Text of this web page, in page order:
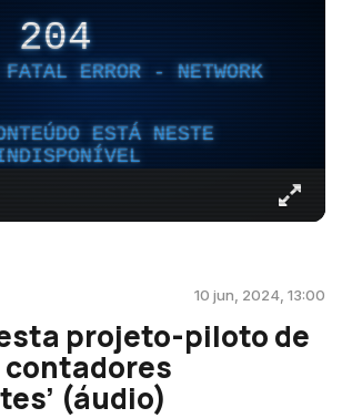
204
ERROR - NETWORK
ESTÁ NESTE
10 jun, 2024, 13:00
projeto-piloto de
(áudio)